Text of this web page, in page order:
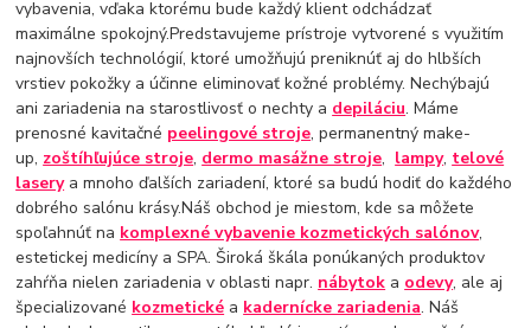
vybavenia, vďaka ktorému bude každý klient odchádzať
maximálne spokojný.Predstavujeme prístroje vytvorené s využitím
najnovších technológií, ktoré umožňujú preniknúť aj do hlbších
vrstiev pokožky a účinne eliminovať kožné problémy. Nechýbajú
ani zariadenia na starostlivosť o nechty a depiláciu. Máme
prenosné kavitačné peelingové stroje, permanentný make-
up, zoštíhľujúce stroje, dermo masážne stroje, lampy, telové
laserya mnoho ďalších zariadení, ktoré sa budú hodiť do každého
dobrého salónu krásy.Náš obchod je miestom, kde sa môžete
spoľahnúť na komplexné vybavenie kozmetických salónov,
estetickej medicíny a SPA. Široká škála ponúkaných produktov
zahŕňa nielen zariadenia v oblasti napr. nábytok a odevy, ale aj
špecializované kozmetické a kadernícke zariadenia. Náš